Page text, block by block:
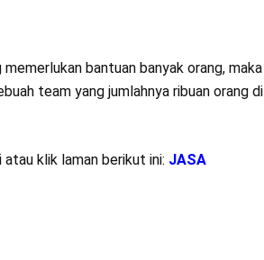
bantuan banyak orang, maka
team yang jumlahnya ribuan orang di
klik laman berikut ini: JASA